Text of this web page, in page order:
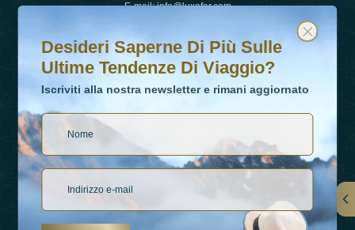
E-mail:info@luxafar.com
WhatsApp No
+442034682356
Collegamenti
Desideri saperne di più sulle ultime tendenze di viaggio?
Iscriviti alla nostra newsletter e rimani aggiornato
Desideri Saperne Di Più Sulle
Ultime Tendenze Di Viaggio?
Iscriviti alla nostra newsletter e rimani aggiornato